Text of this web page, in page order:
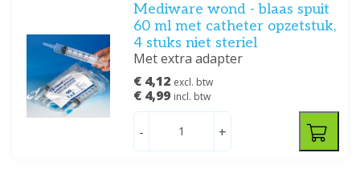
Mediware wond - blaas spuit
60 ml met catheter opzetstuk,
4 stuks niet steriel
Met extra adapter
€ 4,12 excl. btw
€ 4,99 incl. btw
- +